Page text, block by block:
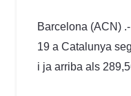
Barcelona (ACN)
19 a Catalunya
i ja arriba als